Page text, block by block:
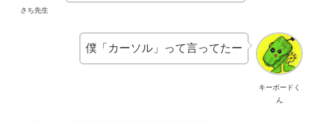
さち先生
キーボードく
ん
僕「カーソル」って言ってたー